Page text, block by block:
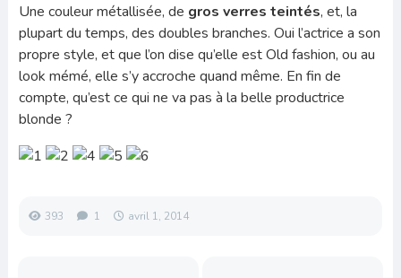
Une couleur métallisée, de gros verres teintés, et, la
plupart du temps, des doubles branches. Oui l’actrice a son
propre style, et que l’on dise qu’elle est Old fashion, ou au
look mémé, elle s’y accroche quand même. En fin de
compte, qu’est ce qui ne va pas à la belle productrice
blonde ?
393 1 avril 1, 2014